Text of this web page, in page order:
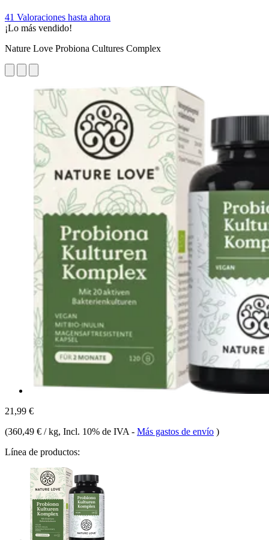
41 Valoraciones hasta ahora
¡Lo más vendido!
Nature Love Probiona Cultures Complex
21,99 €
(360,49 € / kg, Incl. 10% de IVA - Más gastos de envío )
Línea de productos: